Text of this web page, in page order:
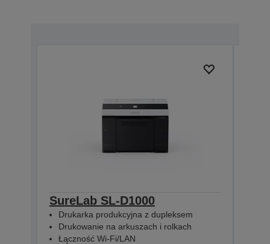
SureLab SL-D1000
Drukarka produkcyjna z dupleksem
Drukowanie na arkuszach i rolkach
Łączność Wi-Fi/LAN